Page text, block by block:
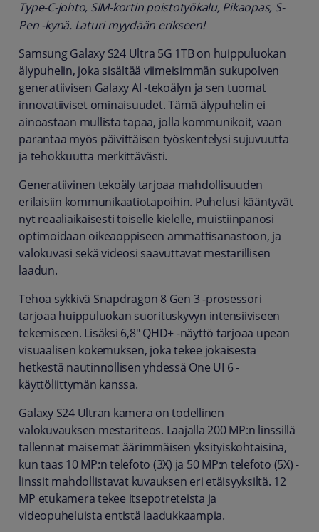
Type-C-johto, SIM-kortin poistotyökalu, Pikaopas, S-
Pen -kynä. Laturi myydään erikseen!
Samsung Galaxy S24 Ultra 5G 1TB on huippuluokan
älypuhelin, joka sisältää viimeisimmän sukupolven
generatiivisen Galaxy AI -tekoälyn ja sen tuomat
innovatiiviset ominaisuudet. Tämä älypuhelin ei
ainoastaan mullista tapaa, jolla kommunikoit, vaan
parantaa myös päivittäisen työskentelysi sujuvuutta
ja tehokkuutta merkittävästi.
Generatiivinen tekoäly tarjoaa mahdollisuuden
erilaisiin kommunikaatiotapoihin. Puhelusi kääntyvät
nyt reaaliaikaisesti toiselle kielelle, muistiinpanosi
optimoidaan oikeaoppiseen ammattisanastoon, ja
valokuvasi sekä videosi saavuttavat mestarillisen
laadun.
Tehoa sykkivä Snapdragon 8 Gen 3 -prosessori
tarjoaa huippuluokan suorituskyvyn intensiiviseen
tekemiseen. Lisäksi 6,8" QHD+ -näyttö tarjoaa upean
visuaalisen kokemuksen, joka tekee jokaisesta
hetkestä nautinnollisen yhdessä One UI 6 -
käyttöliittymän kanssa.
Galaxy S24 Ultran kamera on todellinen
valokuvauksen mestariteos. Laajalla 200 MP:n linssillä
tallennat maisemat äärimmäisen yksityiskohtaisina,
kun taas 10 MP:n telefoto (3X) ja 50 MP:n telefoto (5X) -
linssit mahdollistavat kuvauksen eri etäisyyksiltä. 12
MP etukamera tekee itsepotreteista ja
videopuheluista entistä laadukkaampia.